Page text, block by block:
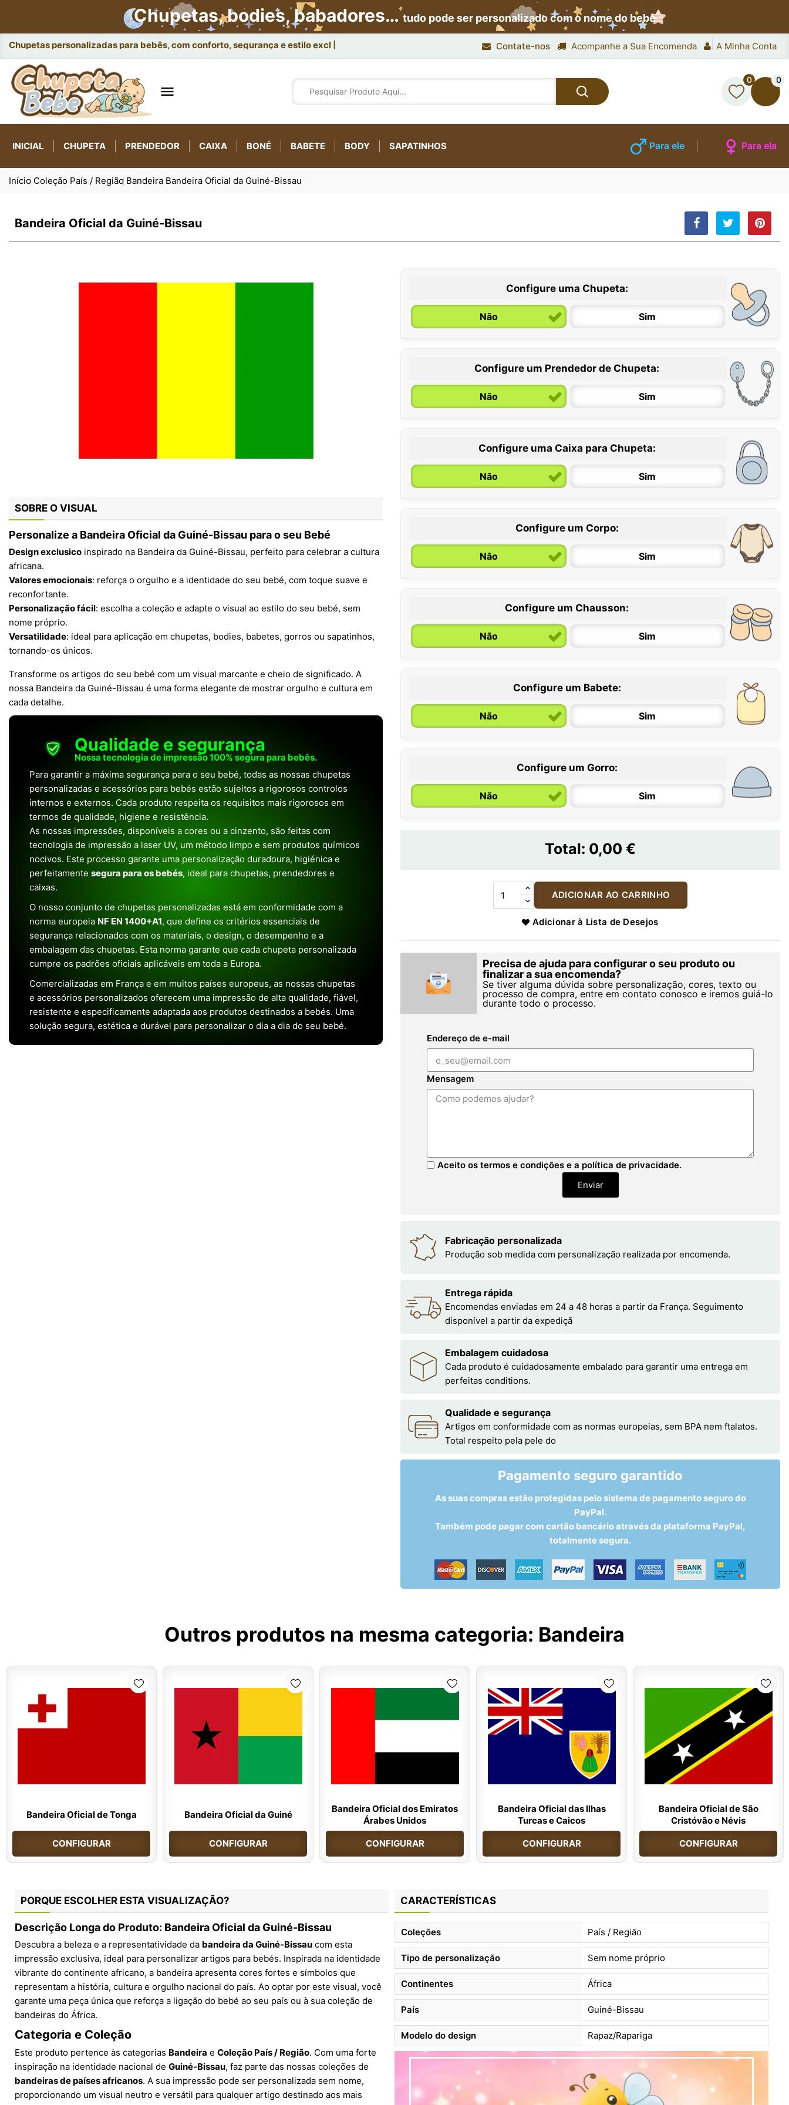
Chupetas, bodies, babadores…tudo pode ser personalizado com o nome do bebê
Chupetas personalizadas para bebês, com conforto, segurança e estilo exclusivo. Contate-nos Acompanhe a Sua Encomenda A Minha Conta

0 0
INICIAL CHUPETA PRENDEDOR CAIXA BONÉ BABETE BODY SAPATINHOS Para ele Para ela
Início Coleção País / Região Bandeira Bandeira Oficial da Guiné-Bissau
Bandeira Oficial da Guiné-Bissau
SOBRE O VISUAL
Personalize a Bandeira Oficial da Guiné-Bissau para o seu Bebé
Design exclusico inspirado na Bandeira da Guiné-Bissau, perfeito para celebrar a cultura
africana.
Valores emocionais: reforça o orgulho e a identidade do seu bebé, com toque suave e
reconfortante.
Personalização fácil: escolha a coleção e adapte o visual ao estilo do seu bebé, sem
nome próprio.
Versatilidade: ideal para aplicação em chupetas, bodies, babetes, gorros ou sapatinhos,
tornando-os únicos.
Transforme os artigos do seu bebé com um visual marcante e cheio de significado. A
nossa Bandeira da Guiné-Bissau é uma forma elegante de mostrar orgulho e cultura em
cada detalhe.
Qualidade e segurança
Nossa tecnologia de impressão 100% segura para bebês.
Para garantir a máxima segurança para o seu bebé, todas as nossas chupetas
personalizadas e acessórios para bebés estão sujeitos a rigorosos controlos
internos e externos. Cada produto respeita os requisitos mais rigorosos em
termos de qualidade, higiene e resistência.
As nossas impressões, disponíveis a cores ou a cinzento, são feitas com
tecnologia de impressão a laser UV, um método limpo e sem produtos químicos
nocivos. Este processo garante uma personalização duradoura, higiénica e
perfeitamente segura para os bebés, ideal para chupetas, prendedores e
caixas.
O nosso conjunto de chupetas personalizadas está em conformidade com a
norma europeia NF EN 1400+A1, que define os critérios essenciais de
segurança relacionados com os materiais, o design, o desempenho e a
embalagem das chupetas. Esta norma garante que cada chupeta personalizada
cumpre os padrões oficiais aplicáveis em toda a Europa.
Comercializadas em França e em muitos países europeus, as nossas chupetas
e acessórios personalizados oferecem uma impressão de alta qualidade, fiável,
resistente e especificamente adaptada aos produtos destinados a bebés. Uma
solução segura, estética e durável para personalizar o dia a dia do seu bebé.
Configure uma Chupeta:
Não Sim
0 / 6 meses
Configure um Prendedor de Chupeta:
Não Sim
Configure uma Caixa para Chupeta:
Não Sim
Configure um Corpo:
Não Sim
6 / 12 meses 12 / 18 meses
Configure um Chausson:
Não Sim
Configure um Babete:
Não Sim
Configure um Gorro:
Não Sim
Total: 0,00 €
ADICIONAR AO CARRINHO
Adicionar à Lista de Desejos
Precisa de ajuda para configurar o seu produto ou
finalizar a sua encomenda?
Se tiver alguma dúvida sobre personalização, cores, texto ou
processo de compra, entre em contato conosco e iremos guiá-lo
durante todo o processo.
Endereço de e-mail
Mensagem
Aceito os termos e condições e a política de privacidade.
Enviar
Fabricação personalizada
Produção sob medida com personalização realizada por encomenda.
Entrega rápida
Encomendas enviadas em 24 a 48 horas a partir da França. Seguimento
disponível a partir da expediçã
Embalagem cuidadosa
Cada produto é cuidadosamente embalado para garantir uma entrega em
perfeitas conditions.
Qualidade e segurança
Artigos em conformidade com as normas europeias, sem BPA nem ftalatos.
Total respeito pela pele do
Pagamento seguro garantido
As suas compras estão protegidas pelo sistema de pagamento seguro do
PayPal.
Também pode pagar com cartão bancário através da plataforma PayPal,
totalmente segura.
Outros produtos na mesma categoria: Bandeira
Bandeira Oficial de Tonga
CONFIGURAR
Bandeira Oficial da Guiné
CONFIGURAR
Bandeira Oficial dos Emiratos
Árabes Unidos
CONFIGURAR
Bandeira Oficial das Ilhas
Turcas e Caicos
CONFIGURAR
Bandeira Oficial de São
Cristóvão e Névis
CONFIGURAR
PORQUE ESCOLHER ESTA VISUALIZAÇÃO?
Descrição Longa do Produto: Bandeira Oficial da Guiné-Bissau
Descubra a beleza e a representatividade da bandeira da Guiné-Bissau com esta
impressão exclusiva, ideal para personalizar artigos para bebés. Inspirada na identidade
vibrante do continente africano, a bandeira apresenta cores fortes e símbolos que
representam a história, cultura e orgulho nacional do país. Ao optar por este visual, você
garante uma peça única que reforça a ligação do bebé ao seu país ou à sua coleção de
bandeiras do África.
Categoria e Coleção
Este produto pertence às categorias Bandeira e Coleção País / Região. Com uma forte
inspiração na identidade nacional de Guiné-Bissau, faz parte das nossas coleções de
bandeiras de países africanos. A sua impressão pode ser personalizada sem nome,
proporcionando um visual neutro e versátil para qualquer artigo destinado aos mais
CARACTERÍSTICAS
Coleções País / Região
Tipo de personalização Sem nome próprio
Continentes África
País Guiné-Bissau
Modelo do design Rapaz/Rapariga